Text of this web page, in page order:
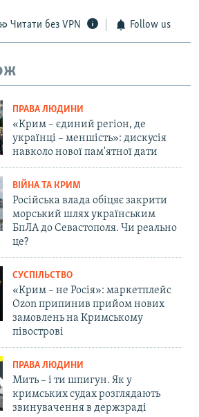
Читати без VPN Follow us
ПРАВА ЛЮДИНИ
«Крим – єдиний регіон, де
українці – меншість»: дискусія
навколо нової пам'ятної дати
ВІЙНА ТА КРИМ
Російська влада обіцяє закрити
морський шлях українським
БпЛА до Севастополя. Чи реально
це?
СУСПІЛЬСТВО
«Крим – не Росія»: маркетплейс
Ozon припинив прийом нових
замовлень на Кримському
півострові
ПРАВА ЛЮДИНИ
Мить – і ти шпигун. Як у
кримських судах розглядають
звинувачення в держзраді